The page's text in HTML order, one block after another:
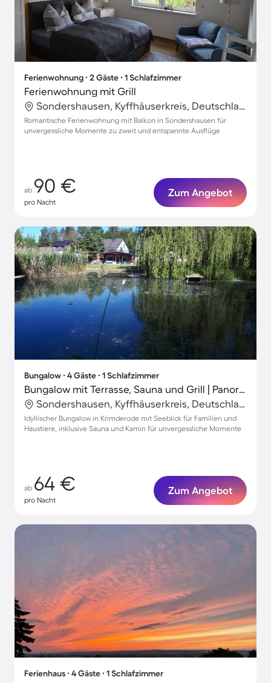
Ferienwohnung ∙ 2 Gäste ∙ 1 Schlafzimmer
Ferienwohnung mit Grill
Sondershausen, Kyffhäuserkreis, Deutschland
Romantische Ferienwohnung mit Balkon in Sondershausen für
unvergessliche Momente zu zweit und entspannte Ausflüge
ab 90 €
pro Nacht
Zum Angebot
Bungalow ∙ 4 Gäste ∙ 1 Schlafzimmer
Bungalow mit Terrasse, Sauna und Grill | Panoramablick
Sondershausen, Kyffhäuserkreis, Deutschland
Idyllischer Bungalow in Krimderode mit Seeblick für Familien und
Haustiere, inklusive Sauna und Kamin für unvergessliche Momente
ab 64 €
pro Nacht
Zum Angebot
Ferienhaus ∙ 4 Gäste ∙ 1 Schlafzimmer